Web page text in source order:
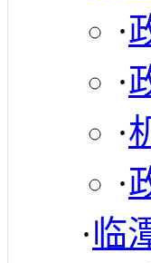
·
·
·
·
·临